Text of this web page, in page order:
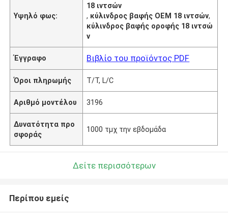
Υψηλό φως:
18 ιντσών
, κύλινδρος βαφής OEM 18 ιντσών,
κύλινδρος βαφής οροφής 18 ιντσώ
ν
Έγγραφο Βιβλίο του προϊόντος PDF
Όροι πληρωμής T/T, L/C
Αριθμό μοντέλου 3196
Δυνατότητα προ
σφοράς
1000 τμχ την εβδομάδα
Δείτε περισσότερων
Περίπου εμείς